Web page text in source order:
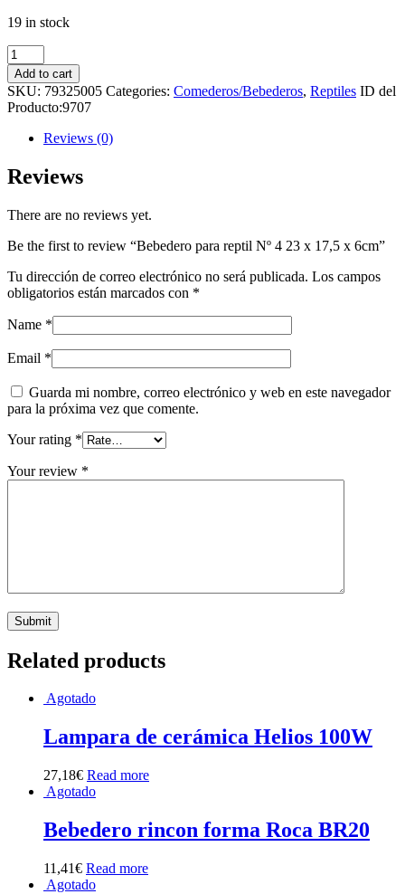
19 in stock
Bebedero
para
reptil
Nº
4
17,5
x
quantity
Add to cart
SKU: 79325005 Categories: Comederos/Bebederos, Reptiles ID del
Producto:9707
Reviews (0)
Reviews
There are no reviews yet.
Be the first to review “Bebedero para reptil Nº 4 23 x 17,5 x 6cm”
Tu dirección de correo electrónico no será publicada. Los campos
obligatorios están marcados con *
Name *
Email *
Guarda mi nombre, correo electrónico y web en este navegador
para la próxima vez que comente.
Your rating *
Your review *
Related products
Agotado
Lampara de cerámica Helios 100W
27,18€ Read more
Agotado
Bebedero rincon forma Roca BR20
11,41€ Read more
Agotado